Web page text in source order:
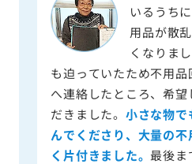
いるうち
用品が散
くなりま
も迫っていたため不用
へ連絡したところ、希
だきました。 小さな物で
んでくださり、大量の
く片付きました。 最後ま